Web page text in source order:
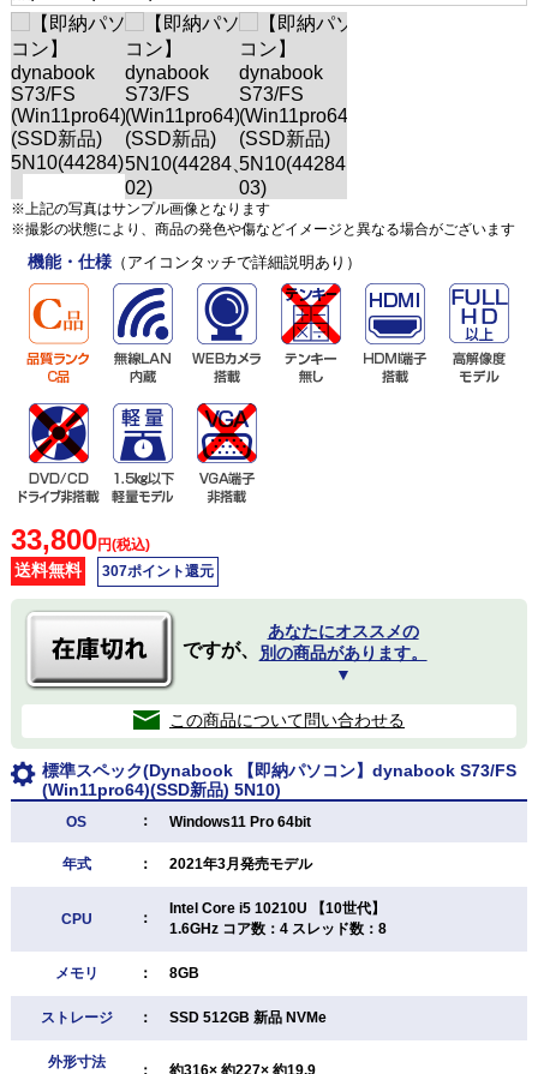
※上記の写真はサンプル画像となります
※撮影の状態により、商品の発色や傷などイメージと異なる場合がございます
機能・仕様（アイコンタッチで詳細説明あり）
33,800円(税込)
送料無料 307ポイント還元
ですが、
あなたにオススメの
別の商品があります。
▼
この商品について問い合わせる
標準スペック(Dynabook 【即納パソコン】dynabook S73/FS
(Win11pro64)(SSD新品) 5N10)
OS ： Windows11 Pro 64bit
年式 ： 2021年3月発売モデル
CPU ：
Intel Core i5 10210U 【10世代】
1.6GHz コア数：4 スレッド数：8
メモリ ： 8GB
ストレージ ： SSD 512GB 新品 NVMe
外形寸法
： 約316× 約227× 約19.9